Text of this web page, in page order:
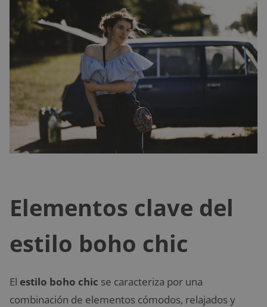
Elementos clave del
estilo boho chic
El estilo boho chic se caracteriza por una
combinación de elementos cómodos, relajados y